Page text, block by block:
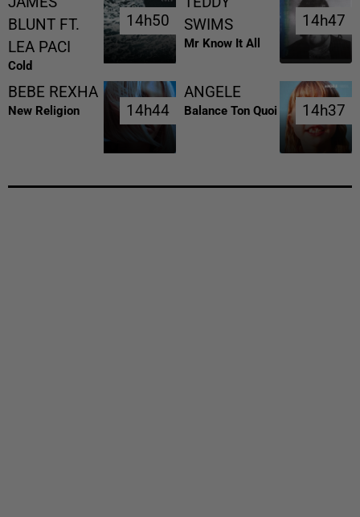
BLUNT FT.
LEA PACI
Cold
14h50
14h50
SWIMS
Mr Know It All
14h47
14h47
BEBE REXHA
New Religion 14h44
14h44
ANGELE
Balance Ton Quoi 14h37
14h37